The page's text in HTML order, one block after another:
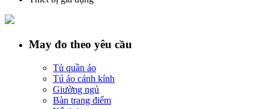
May đo theo yêu cầu
Tủ quần áo
Tú áo cánh kính
Giường ngủ
Bàn trang điểm